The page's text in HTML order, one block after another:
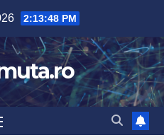
2:13:50 PM